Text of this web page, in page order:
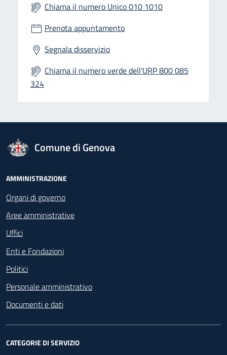
Chiama il numero Unico 010 1010
Prenota appuntamento
Segnala disservizio
Chiama il numero verde dell'URP 800 085
324
logo Unione Europea
Comune di Genova
Footer - Navigazione
AMMINISTRAZIONE
Organi di governo
Aree amministrative
Uffici
Enti e Fondazioni
Politici
Personale amministrativo
Documenti e dati
CATEGORIE DI SERVIZIO